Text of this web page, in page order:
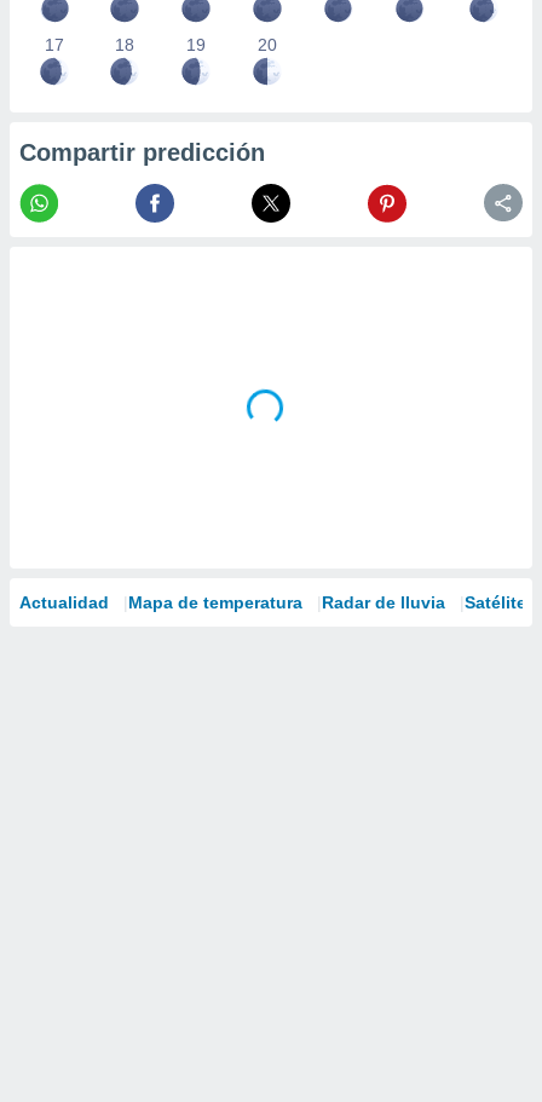
17 18 19 20
Compartir predicción
Actualidad Mapa de temperatura Radar de lluvia Satélites